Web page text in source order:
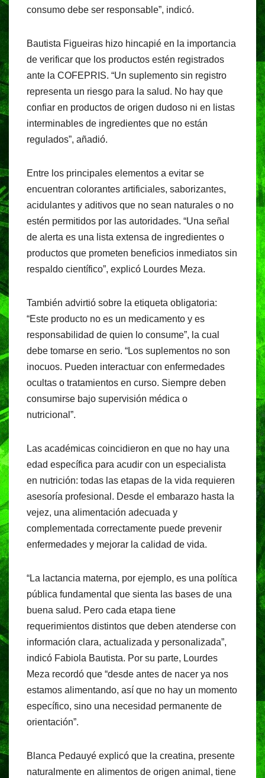
consumo debe ser responsable”, indicó.
Bautista Figueiras hizo hincapié en la importancia
de verificar que los productos estén registrados
ante la COFEPRIS. “Un suplemento sin registro
representa un riesgo para la salud. No hay que
confiar en productos de origen dudoso ni en listas
interminables de ingredientes que no están
regulados”, añadió.
Entre los principales elementos a evitar se
encuentran colorantes artificiales, saborizantes,
acidulantes y aditivos que no sean naturales o no
estén permitidos por las autoridades. “Una señal
de alerta es una lista extensa de ingredientes o
productos que prometen beneficios inmediatos sin
respaldo científico”, explicó Lourdes Meza.
También advirtió sobre la etiqueta obligatoria:
“Este producto no es un medicamento y es
responsabilidad de quien lo consume”, la cual
debe tomarse en serio. “Los suplementos no son
inocuos. Pueden interactuar con enfermedades
ocultas o tratamientos en curso. Siempre deben
consumirse bajo supervisión médica o
nutricional”.
Las académicas coincidieron en que no hay una
edad específica para acudir con un especialista
en nutrición: todas las etapas de la vida requieren
asesoría profesional. Desde el embarazo hasta la
vejez, una alimentación adecuada y
complementada correctamente puede prevenir
enfermedades y mejorar la calidad de vida.
“La lactancia materna, por ejemplo, es una política
pública fundamental que sienta las bases de una
buena salud. Pero cada etapa tiene
requerimientos distintos que deben atenderse con
información clara, actualizada y personalizada”,
indicó Fabiola Bautista. Por su parte, Lourdes
Meza recordó que “desde antes de nacer ya nos
estamos alimentando, así que no hay un momento
específico, sino una necesidad permanente de
orientación”.
Blanca Pedauyé explicó que la creatina, presente
naturalmente en alimentos de origen animal, tiene